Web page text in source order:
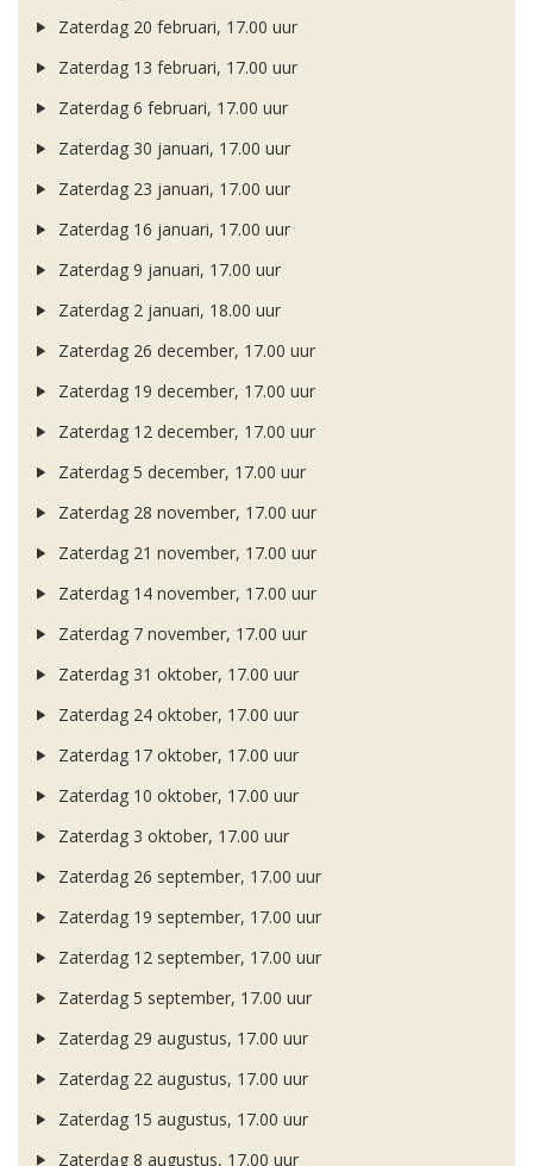
Zaterdag 20 februari, 17.00 uur
Zaterdag 13 februari, 17.00 uur
Zaterdag 6 februari, 17.00 uur
Zaterdag 30 januari, 17.00 uur
Zaterdag 23 januari, 17.00 uur
Zaterdag 16 januari, 17.00 uur
Zaterdag 9 januari, 17.00 uur
Zaterdag 2 januari, 18.00 uur
Zaterdag 26 december, 17.00 uur
Zaterdag 19 december, 17.00 uur
Zaterdag 12 december, 17.00 uur
Zaterdag 5 december, 17.00 uur
Zaterdag 28 november, 17.00 uur
Zaterdag 21 november, 17.00 uur
Zaterdag 14 november, 17.00 uur
Zaterdag 7 november, 17.00 uur
Zaterdag 31 oktober, 17.00 uur
Zaterdag 24 oktober, 17.00 uur
Zaterdag 17 oktober, 17.00 uur
Zaterdag 10 oktober, 17.00 uur
Zaterdag 3 oktober, 17.00 uur
Zaterdag 26 september, 17.00 uur
Zaterdag 19 september, 17.00 uur
Zaterdag 12 september, 17.00 uur
Zaterdag 5 september, 17.00 uur
Zaterdag 29 augustus, 17.00 uur
Zaterdag 22 augustus, 17.00 uur
Zaterdag 15 augustus, 17.00 uur
Zaterdag 8 augustus, 17.00 uur